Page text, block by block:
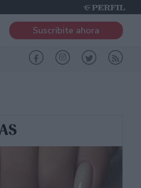
Suscribite ahora